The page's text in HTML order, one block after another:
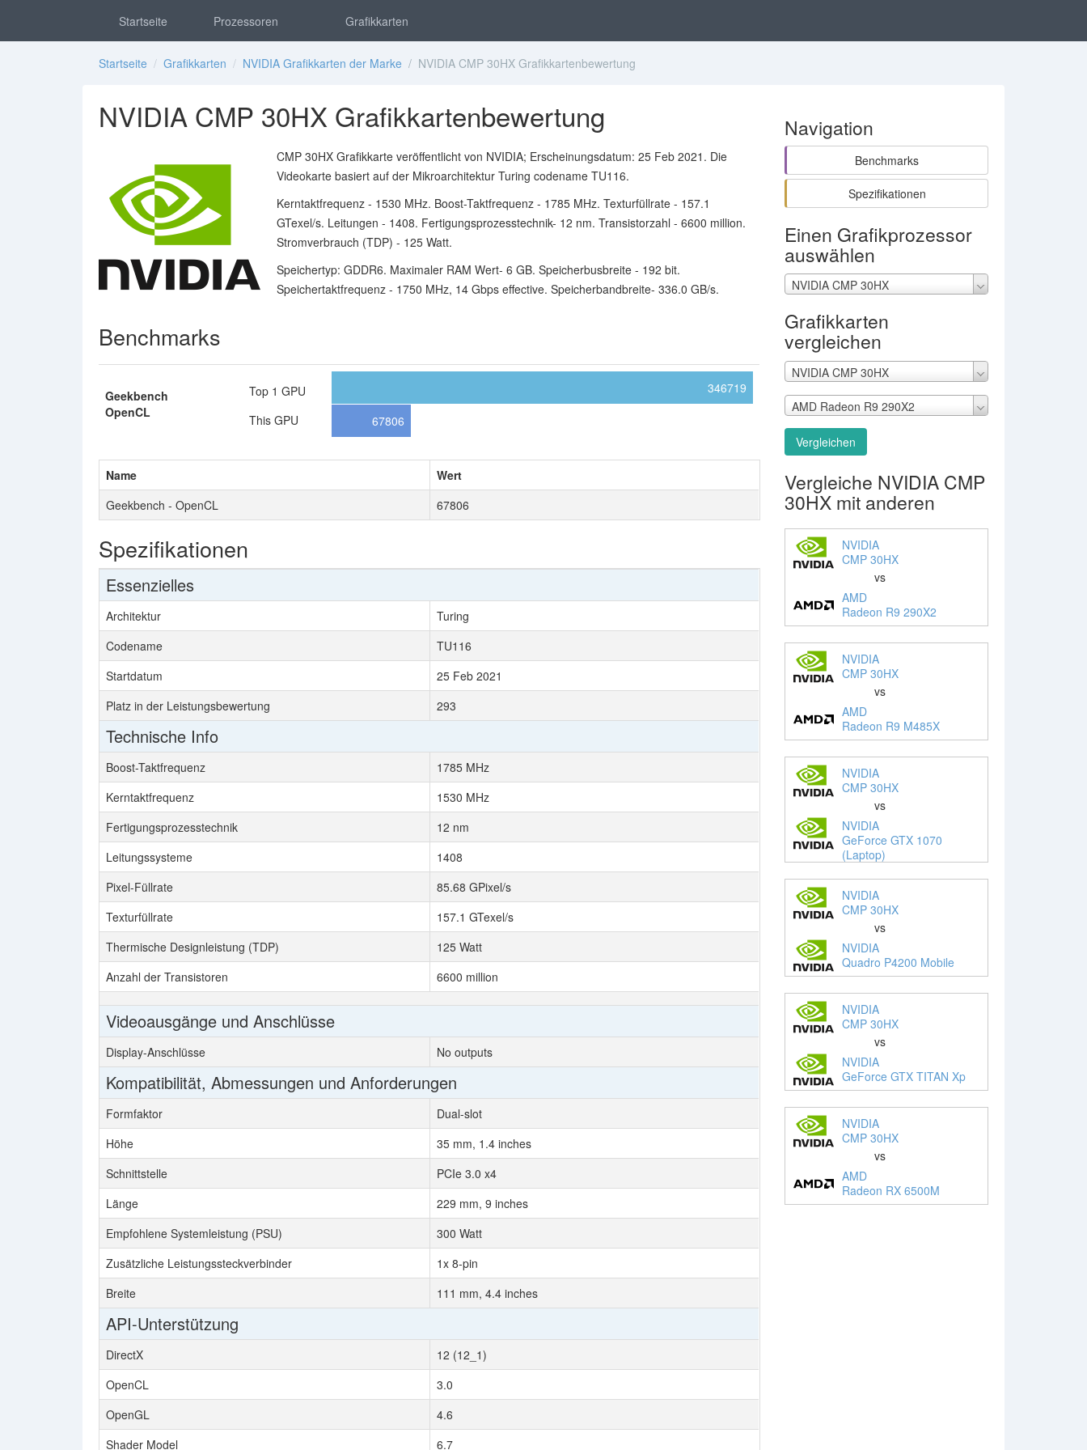
Startseite Prozessoren Grafikkarten
Startseite / Grafikkarten / NVIDIA Grafikkarten der Marke / NVIDIA CMP 30HX Grafikkartenbewertung
NVIDIA CMP 30HX Grafikkartenbewertung
CMP 30HX Grafikkarte veröffentlicht von NVIDIA; Erscheinungsdatum: 25 Feb 2021. Die
Videokarte basiert auf der Mikroarchitektur Turing codename TU116.
Kerntaktfrequenz - 1530 MHz. Boost-Taktfrequenz - 1785 MHz. Texturfüllrate - 157.1
GTexel/s. Leitungen - 1408. Fertigungsprozesstechnik- 12 nm. Transistorzahl - 6600 million.
Stromverbrauch (TDP) - 125 Watt.
Speichertyp: GDDR6. Maximaler RAM Wert- 6 GB. Speicherbusbreite - 192 bit.
Speichertaktfrequenz - 1750 MHz, 14 Gbps effective. Speicherbandbreite- 336.0 GB/s.
Benchmarks
Geekbench
OpenCL
Top 1 GPU
This GPU
346719
67806
Name
Wert
Geekbench - OpenCL
67806
Spezifikationen
Essenzielles
Architektur
Turing
Codename
TU116
Startdatum
25 Feb 2021
Platz in der Leistungsbewertung
293
Technische Info
Boost-Taktfrequenz
1785 MHz
Kerntaktfrequenz
1530 MHz
Fertigungsprozesstechnik
12 nm
Leitungssysteme
1408
Pixel-Füllrate
85.68 GPixel/s
Texturfüllrate
157.1 GTexel/s
Thermische Designleistung (TDP)
125 Watt
Anzahl der Transistoren
6600 million
Videoausgänge und Anschlüsse
Display-Anschlüsse No outputs
Kompatibilität, Abmessungen und Anforderungen
Formfaktor
Dual-slot
Höhe
35 mm, 1.4 inches
Schnittstelle
PCIe 3.0 x4
Länge
229 mm, 9 inches
Empfohlene Systemleistung (PSU)
300 Watt
Zusätzliche Leistungssteckverbinder
1x 8-pin
Breite
111 mm, 4.4 inches
API-Unterstützung
DirectX
12 (12_1)
OpenCL
3.0
OpenGL
4.6
Shader Model
6.7
Navigation
Benchmarks
Spezifikationen
Einen Grafikprozessor
auswählen
NVIDIA CMP 30HX
Grafikkarten
vergleichen
NVIDIA CMP 30HX
AMD Radeon R9 290X2
Vergleichen
Vergleiche NVIDIA CMP
30HX mit anderen
NVIDIA
CMP 30HX
vs
AMD
Radeon R9 290X2
NVIDIA
CMP 30HX
vs
AMD
Radeon R9 M485X
NVIDIA
CMP 30HX
vs
NVIDIA
GeForce GTX 1070
(Laptop)
NVIDIA
CMP 30HX
vs
NVIDIA
Quadro P4200 Mobile
NVIDIA
CMP 30HX
vs
NVIDIA
GeForce GTX TITAN Xp
NVIDIA
CMP 30HX
vs
AMD
Radeon RX 6500M